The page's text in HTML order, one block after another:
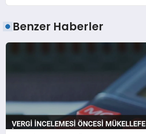
Benzer Haberler